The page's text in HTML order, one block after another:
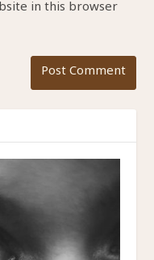
in this browser